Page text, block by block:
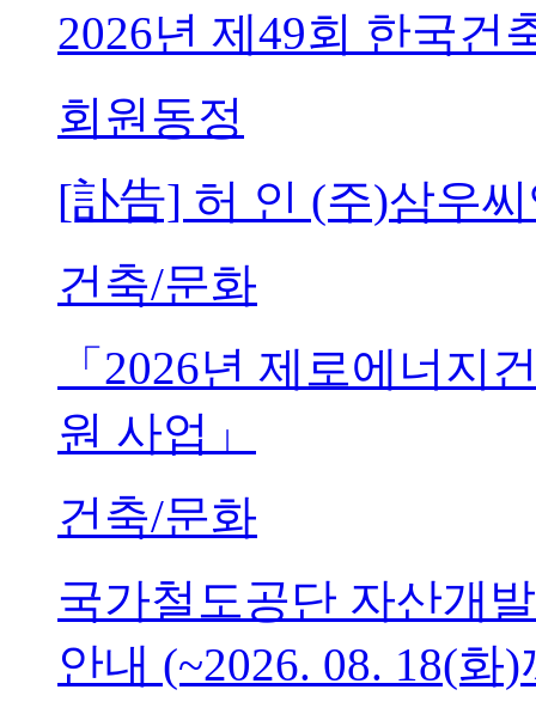
2026년 제49회 한국건
회원동정
[訃告] 허 인 (주)삼우
건축/문화
「2026년 제로에너지
원 사업」
건축/문화
국가철도공단 자산개
안내 (~2026. 08. 18(화